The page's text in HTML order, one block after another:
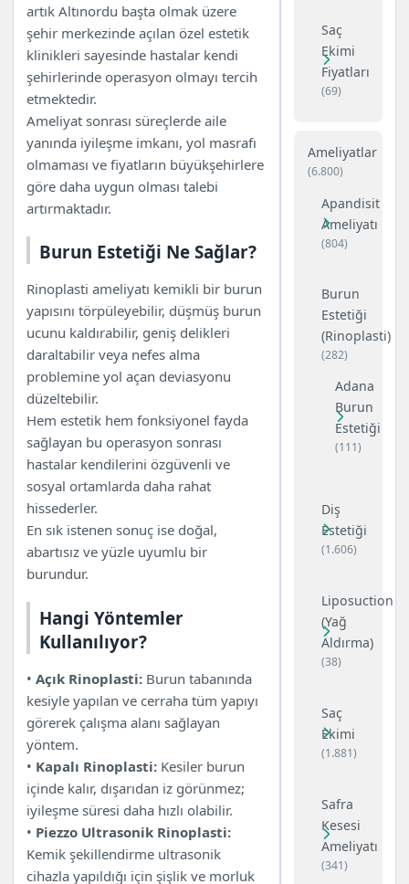
artık Altınordu başta olmak üzere
şehir merkezinde açılan özel estetik
klinikleri sayesinde hastalar kendi
şehirlerinde operasyon olmayı tercih
etmektedir.
Ameliyat sonrası süreçlerde aile
yanında iyileşme imkanı, yol masrafı
olmaması ve fiyatların büyükşehirlere
göre daha uygun olması talebi
artırmaktadır.
Burun Estetiği Ne Sağlar?
Rinoplasti ameliyatı kemikli bir burun
yapısını törpüleyebilir, düşmüş burun
ucunu kaldırabilir, geniş delikleri
daraltabilir veya nefes alma
problemine yol açan deviasyonu
düzeltebilir.
Hem estetik hem fonksiyonel fayda
sağlayan bu operasyon sonrası
hastalar kendilerini özgüvenli ve
sosyal ortamlarda daha rahat
hissederler.
En sık istenen sonuç ise doğal,
abartısız ve yüzle uyumlu bir
burundur.
Hangi Yöntemler
Kullanılıyor?
•Açık Rinoplasti: Burun tabanında
kesiyle yapılan ve cerraha tüm yapıyı
görerek çalışma alanı sağlayan
yöntem.
• Kapalı Rinoplasti: Kesiler burun
içinde kalır, dışarıdan iz görünmez;
iyileşme süresi daha hızlı olabilir.
• Piezzo Ultrasonik Rinoplasti:
Kemik şekillendirme ultrasonik
cihazla yapıldığı için şişlik ve morluk
Saç
Ekimi
Fiyatları
(69)
Ameliyatlar
(6.800)
Apandisit
Ameliyatı
(804)
Burun
Estetiği
(Rinoplasti)
(282)
Adana
Burun
Estetiği
(111)
Diş
Estetiği
(1.606)
Liposuction
(Yağ
Aldırma)
(38)
Saç
Ekimi
(1.881)
Safra
Kesesi
Ameliyatı
(341)